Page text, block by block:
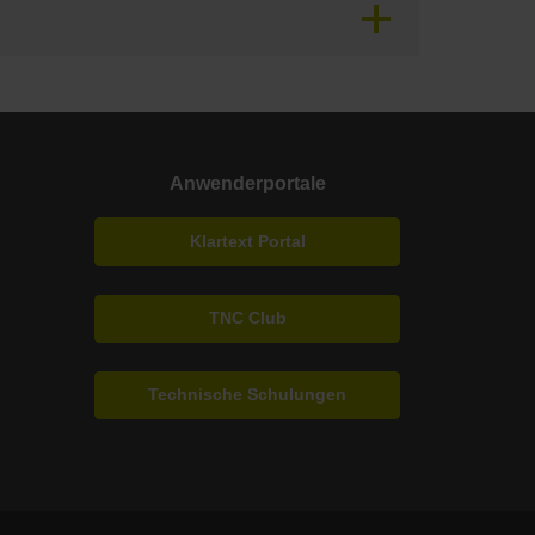
Anwenderportale
Klartext Portal
TNC Club
Technische Schulungen